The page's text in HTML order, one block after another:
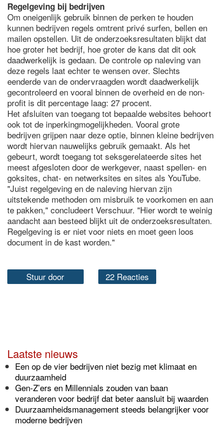
Regelgeving bij bedrijven
Om oneigenlijk gebruik binnen de perken te houden
kunnen bedrijven regels omtrent privé surfen, bellen en
mailen opstellen. Uit de onderzoeksresultaten blijkt dat
hoe groter het bedrijf, hoe groter de kans dat dit ook
daadwerkelijk is gedaan. De controle op naleving van
deze regels laat echter te wensen over. Slechts
eenderde van de ondervraagden wordt daadwerkelijk
gecontroleerd en vooral binnen de overheid en de non-
profit is dit percentage laag: 27 procent.
Het afsluiten van toegang tot bepaalde websites behoort
ook tot de inperkingmogelijkheden. Vooral grote
bedrijven grijpen naar deze optie, binnen kleine bedrijven
wordt hiervan nauwelijks gebruik gemaakt. Als het
gebeurt, wordt toegang tot seksgerelateerde sites het
meest afgesloten door de werkgever, naast spellen- en
goksites, chat- en netwerksites en sites als YouTube.
"Juist regelgeving en de naleving hiervan zijn
uitstekende methoden om misbruik te voorkomen en aan
te pakken," concludeert Verschuur. "Hier wordt te weinig
aandacht aan besteed blijkt uit de onderzoeksresultaten.
Regelgeving is er niet voor niets en moet geen loos
document in de kast worden."
Stuur door 22 Reacties
Laatste nieuws
Een op de vier bedrijven niet bezig met klimaat en
duurzaamheid
Gen-Z’ers en Millennials zouden van baan
veranderen voor bedrijf dat beter aansluit bij waarden
Duurzaamheidsmanagement steeds belangrijker voor
moderne bedrijven